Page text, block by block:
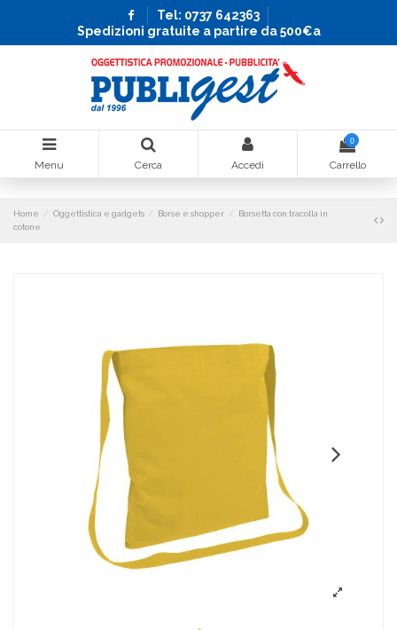
Tel: 0737 642363
Spedizioni gratuite a partire da 500€a
Menu Cerca Accedi
0
Carrello
Home Oggettistica e gadgets Borse e shopper
Borsetta con tracolla in
cotone